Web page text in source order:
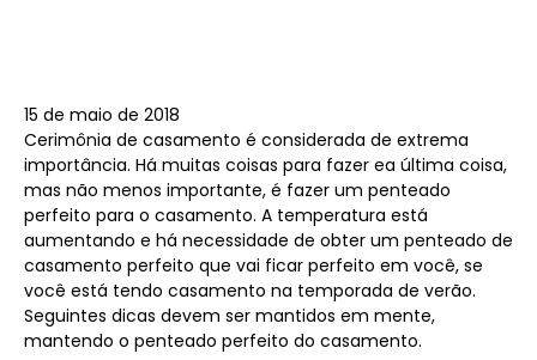
15 de maio de 2018
Cerimônia de casamento é considerada de extrema
importância. Há muitas coisas para fazer ea última coisa,
mas não menos importante, é fazer um penteado
perfeito para o casamento. A temperatura está
aumentando e há necessidade de obter um penteado de
casamento perfeito que vai ficar perfeito em você, se
você está tendo casamento na temporada de verão.
Seguintes dicas devem ser mantidos em mente,
mantendo o penteado perfeito do casamento.